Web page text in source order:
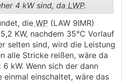
..
4 kW sind, da LWP.
die WP (LAW 9IMR)
KW, nachdem 35°C Vorlauf
selten sind, wird die Leistung
alle Stricke reißen, wäre da
kW. Wenn sich der dann
einmal einschaltet, wäre das